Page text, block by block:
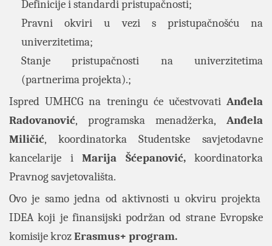
Definicije i standardi pristupačnosti;
Pravni okviri u vezi s pristupačnošću na
univerzitetima;
Stanje pristupačnosti na univerzitetima
(partnerima projekta).;
Ispred UMHCG na treningu će učestvovati Anđela
Radovanović, programska menadžerka, Anđela
Miličić, koordinatorka Studentske savjetodavne
kancelarije
i Marija Šćepanović,
koordinatorka
Pravnog savjetovališta.
Ovo je samo jedna od aktivnosti u okviru projekta
IDEA koji je finansijski podržan od strane Evropske
komisije krozErasmus+ program.